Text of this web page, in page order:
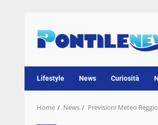
content
Lifestyle News Curiosità
Home News Previsioni Meteo